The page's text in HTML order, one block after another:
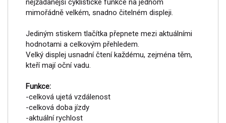
nejžádanější cyklistické funkce na jednom
mimořádně velkém, snadno čitelném displeji.
Jediným stiskem tlačítka přepnete mezi aktuálními
hodnotami a celkovým přehledem.
Velký displej usnadní čtení každému, zejména těm,
kteří mají oční vadu.
Funkce:
-celková ujetá vzdálenost
-celková doba jízdy
-aktuální rychlost